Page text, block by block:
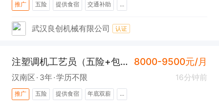
推广 五险 提供食宿 交通补助 ...
武汉良创机械有限公司 认证
注塑调机工艺员（五险+包吃住+汉南） 8000-9500元/月
汉南区 3年 学历不限 16分钟前
推广 五险 提供食宿 年底双薪 ...